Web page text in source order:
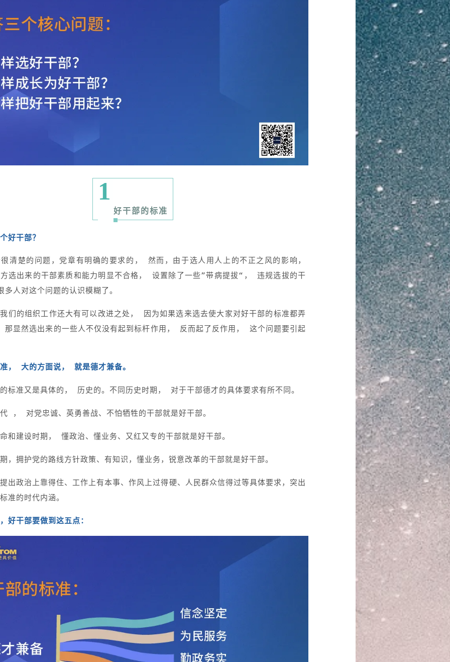
1
好干部的标准
好干部？
清楚的问题，党章有明确的要求的， 然而，由于选人用人上的不正之风的影响，
选出来的干部素质和能力明显不合格， 设置除了一些”带病提拔“， 违规选拔的干
人对这个问题的认识模糊了。
们的组织工作还大有可以改进之处， 因为如果选来选去使大家对好干部的标准都弄
那显然选出来的一些人不仅没有起到标杆作用， 反而起了反作用， 这个问题要引起
， 大的方面说， 就是德才兼备。
标准又是具体的， 历史的。不同历史时期， 对于干部德才的具体要求有所不同。
， 对党忠诚、英勇善战、不怕牺牲的干部就是好干部。
和建设时期， 懂政治、懂业务、又红又专的干部就是好干部。
，拥护党的路线方针政策、有知识，懂业务，锐意改革的干部就是好干部。
出政治上靠得住、工作上有本事、作风上过得硬、人民群众信得过等具体要求，突出
准的时代内涵。
好干部要做到这五点：